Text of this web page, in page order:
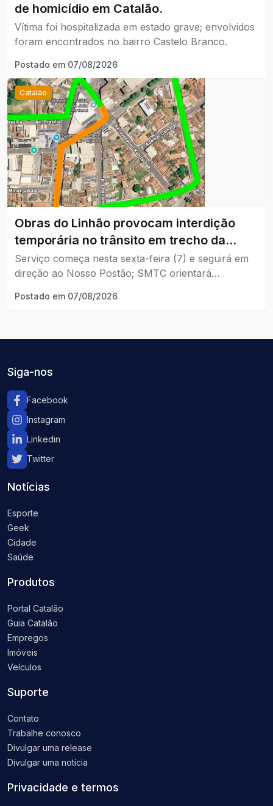
de homicídio em Catalão.
Vítima foi hospitalizada em estado grave; envolvidos
foram encontrados no bairro Castelo Branco.
Postado em 07/08/2026
Catalão
Obras do Linhão provocam interdição
temporária no trânsito em trecho da
Avenida Lamartine.
Serviço começa nesta sexta-feira (7) e seguirá em
direção ao Nosso Postão; SMTC orientará
Postado em 07/08/2026
Siga-nos
Facebook
Instagram
Linkedin
Twitter
Notícias
Esporte
Geek
Cidade
Saúde
Produtos
Portal Catalão
Guia Catalão
Empregos
Imóveis
Veículos
Suporte
Contato
Trabalhe conosco
Divulgar uma release
Divulgar uma notícia
Privacidade e termos